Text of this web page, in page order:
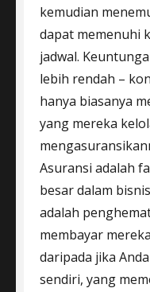
kemudian
dapat memenuhi
jadwal.
lebih rendah –
hanya biasanya
yang mereka
Asuransi adalah
besar dalam
adalah
membayar
daripada jika
sendiri, yang